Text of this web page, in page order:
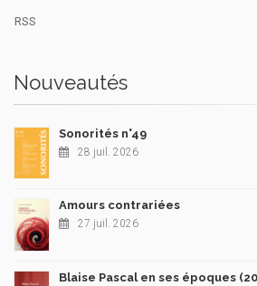
RSS
Nouveautés
Sonorités n°49
28 juil. 2026
Amours contrariées
27 juil. 2026
Blaise Pascal en ses époques